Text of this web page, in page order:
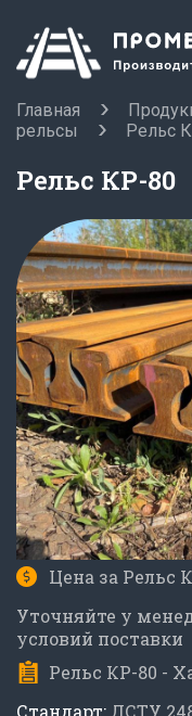
Главная
рельсы
Рельс
Рельс КР-80
Цена за Рельс
Уточняйте у
условий поставки
Рельс КР-80 -
Стандарт: ДСТУ